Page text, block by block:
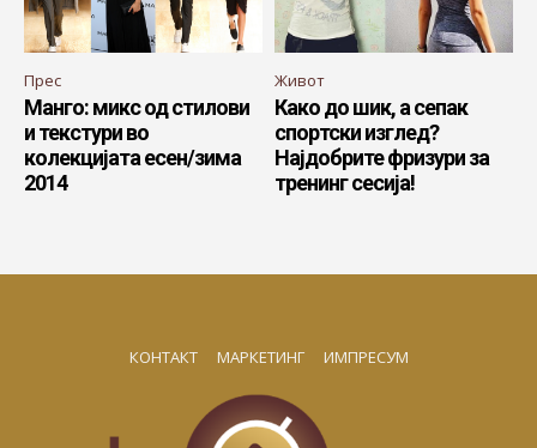
Прес
Манго: микс од стилови
и текстури во
колекцијата есен/зима
2014
Живот
Како до шик, а сепак
спортски изглед?
Најдобрите фризури за
тренинг сесија!
КОНТАКТ МАРКЕТИНГ ИМПРЕСУМ